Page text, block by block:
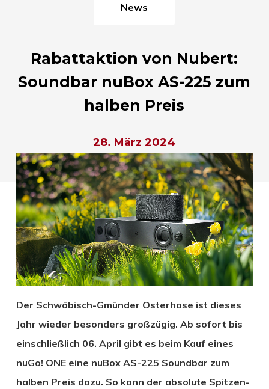
News
Rabattaktion von Nubert:
Soundbar nuBox AS-225 zum
halben Preis
28. März 2024
Der Schwäbisch-Gmünder Osterhase ist dieses
Jahr wieder besonders großzügig. Ab sofort bis
einschließlich 06. April gibt es beim Kauf eines
nuGo! ONE eine nuBox AS-225 Soundbar zum
halben Preis dazu. So kann der absolute Spitzen-